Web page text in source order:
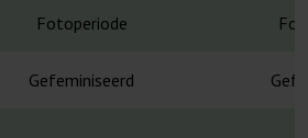
Fotoperiode
Gefeminiseerd